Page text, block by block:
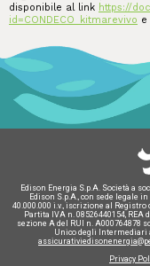
disponibile al link https://
id=CONDECO_kitmarevivo e
Edison Energia S.p.A. Società a
Edison S.p.A., con sede legale
40.000.000 i.v., iscrizione al
Partita IVA n. 08526440154,
sezione A del RUI n. A000764878
Unico degli
Privacy